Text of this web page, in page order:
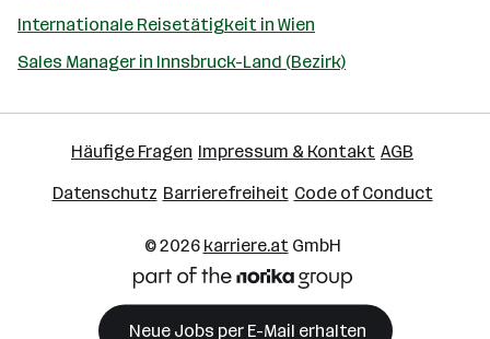
Internationale Reisetätigkeit in Wien
Sales Manager in Innsbruck-Land (Bezirk)
Häufige Fragen Impressum & Kontakt AGB
Datenschutz Barrierefreiheit Code of Conduct
© 2026 karriere.at GmbH
Neue Jobs per E-Mail erhalten